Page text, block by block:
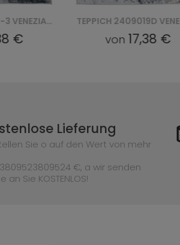
€ von17,38 €
Lieferung
Sie o auf den Wert von mehr
€, a wir senden
an Sie KOSTENLOS!